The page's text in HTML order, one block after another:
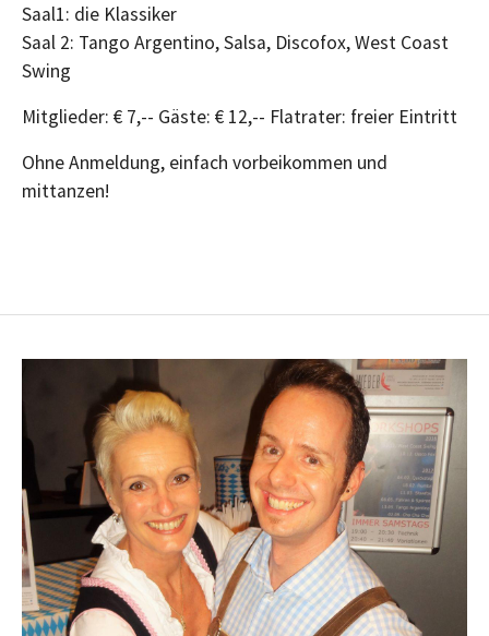
Saal1: die Klassiker
Saal 2: Tango Argentino, Salsa, Discofox, West Coast
Swing
Mitglieder: € 7,-- Gäste: € 12,-- Flatrater: freier Eintritt
Ohne Anmeldung, einfach vorbeikommen und
mittanzen!